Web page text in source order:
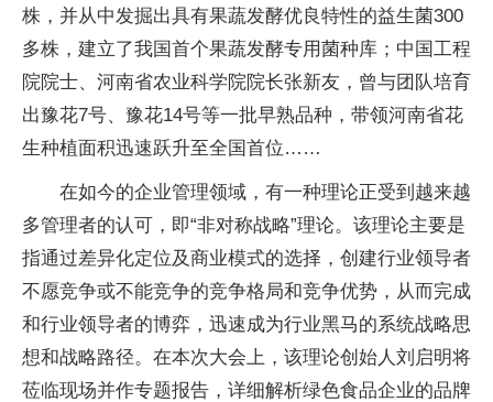
株，并从中发掘出具有果蔬发酵优良特性的益生菌300
多株，建立了我国首个果蔬发酵专用菌种库；中国工程
院院士、河南省农业科学院院长张新友，曾与团队培育
出豫花7号、豫花14号等一批早熟品种，带领河南省花
生种植面积迅速跃升至全国首位……
在如今的企业管理领域，有一种理论正受到越来越
多管理者的认可，即“非对称战略”理论。该理论主要是
指通过差异化定位及商业模式的选择，创建行业领导者
不愿竞争或不能竞争的竞争格局和竞争优势，从而完成
和行业领导者的博弈，迅速成为行业黑马的系统战略思
想和战略路径。在本次大会上，该理论创始人刘启明将
莅临现场并作专题报告，详细解析绿色食品企业的品牌